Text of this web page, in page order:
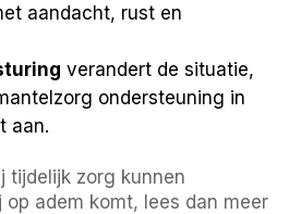
aandacht, rust en
verandert de situatie,
ondersteuning in
aan.
tijdelijk zorg kunnen
adem komt, lees dan meer